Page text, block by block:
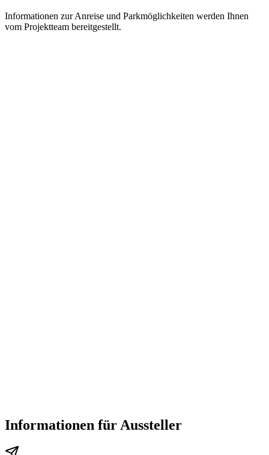
Informationen zur Anreise und Parkmöglichkeiten werden Ihnen
vom Projektteam bereitgestellt.
Informationen für Aussteller